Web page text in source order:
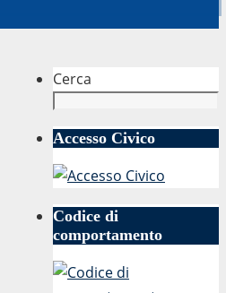
Cerca
Accesso Civico
Codice di
comportamento